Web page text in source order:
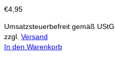
€4,95
Umsatzsteuerbefreit gemäß
zzgl. Versand
In den Warenkorb